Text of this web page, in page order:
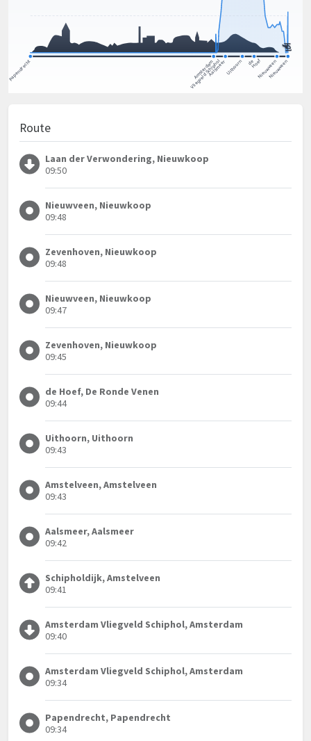
Route
Laan der Verwondering, Nieuwkoop
09:50
Nieuwveen, Nieuwkoop
09:48
Zevenhoven, Nieuwkoop
09:48
Nieuwveen, Nieuwkoop
09:47
Zevenhoven, Nieuwkoop
09:45
de Hoef, De Ronde Venen
09:44
Uithoorn, Uithoorn
09:43
Amstelveen, Amstelveen
09:43
Aalsmeer, Aalsmeer
09:42
Schipholdijk, Amstelveen
09:41
Amsterdam Vliegveld Schiphol, Amsterdam
09:40
Amsterdam Vliegveld Schiphol, Amsterdam
09:34
Papendrecht, Papendrecht
09:34